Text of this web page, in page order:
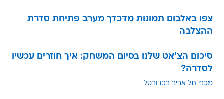
צפו באלבום תמונות מדכדך מערב פתיחת סדרת
ההצלבה
סיכום הצ'אט שלנו בסיום המשחק: איך חוזרים עכשיו
לסדרה?
מכבי תל אביב בכדורסל